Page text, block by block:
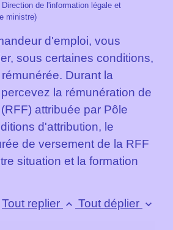
de l'information légale et
ministre)
d'emploi, vous
sous certaines conditions,
Durant la
la rémunération de
attribuée par Pôle
d'attribution, le
de versement de la RFF
situation et la formation
Tout replier keyboard_arrow_up Tout déplier keyboard_arrow_down